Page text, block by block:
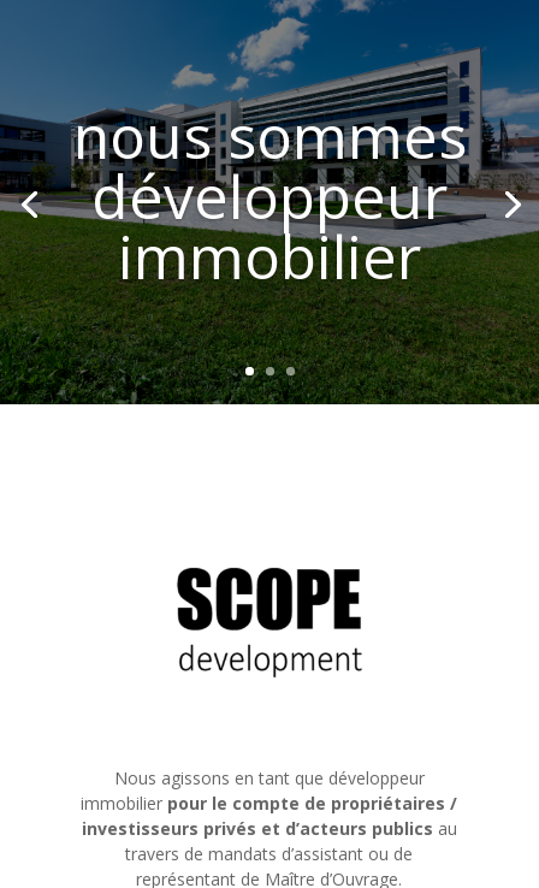
nous sommes
développeur
immobilier
Nous agissons en tant que développeur
immobilier pour le compte de propriétaires /
investisseurs privés et d’acteurs publics au
travers de mandats d’assistant ou de
représentant de Maître d’Ouvrage.